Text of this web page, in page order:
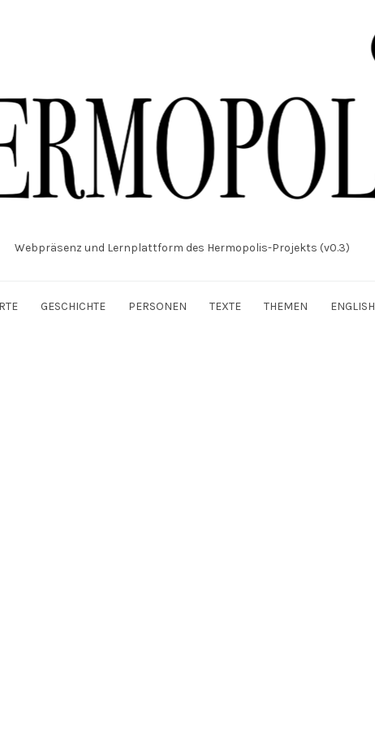
Webpräsenz und Lernplattform des Hermopolis-Projekts (v0.3)
GESCHICHTE PERSONEN TEXTE THEMEN ENGLISH